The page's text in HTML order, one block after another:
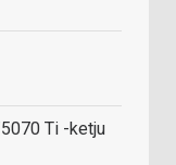
Ti -ketju